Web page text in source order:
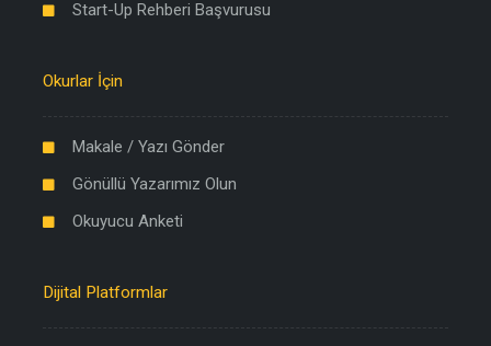
Start-Up Rehberi Başvurusu
Okurlar İçin
Makale / Yazı Gönder
Gönüllü Yazarımız Olun
Okuyucu Anketi
Dijital Platformlar